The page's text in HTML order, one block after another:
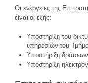
Οι ενέργειες της
είναι οι εξής:
Υποστήριξη του
υπηρεσιών του
Υποστήριξη
Υποστήριξη